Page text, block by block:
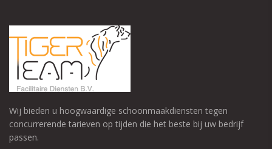
Wij bieden u hoogwaardige schoonmaakdiensten tegen
concurrerende tarieven op tijden die het beste bij uw bedrijf
passen.